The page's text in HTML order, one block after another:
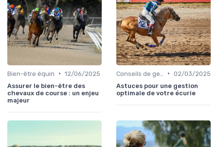
Bien-être équin • 12/06/2025
Assurer le bien-être des
chevaux de course : un enjeu
majeur
• 02/03/2025
Astuces pour une gestion
optimale de votre écurie